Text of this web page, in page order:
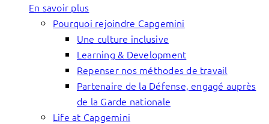
En savoir plus
Pourquoi rejoindre Capgemini
Une culture inclusive
Learning & Development
Repenser nos méthodes de travail
Partenaire de la Défense, engagé auprès
de la Garde nationale
Life at Capgemini